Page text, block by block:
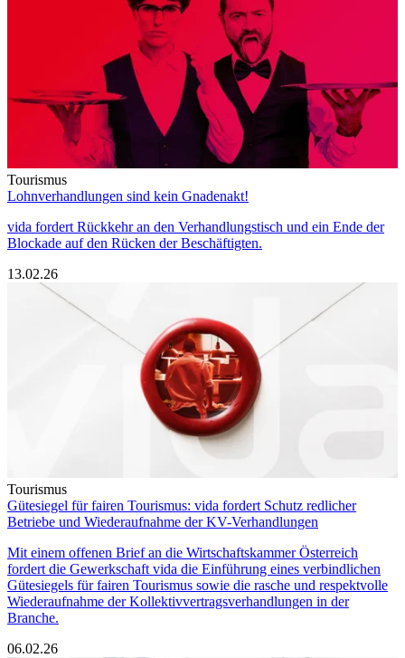
Tourismus
Lohnverhandlungen sind kein Gnadenakt!
vida fordert Rückkehr an den Verhandlungstisch und ein Ende der
Blockade auf den Rücken der Beschäftigten.
13.02.26
Tourismus
Gütesiegel für fairen Tourismus: vida fordert Schutz redlicher
Betriebe und Wiederaufnahme der KV-Verhandlungen
Mit einem offenen Brief an die Wirtschaftskammer Österreich
fordert die Gewerkschaft vida die Einführung eines verbindlichen
Gütesiegels für fairen Tourismus sowie die rasche und respektvolle
Wiederaufnahme der Kollektivvertragsverhandlungen in der
Branche.
06.02.26